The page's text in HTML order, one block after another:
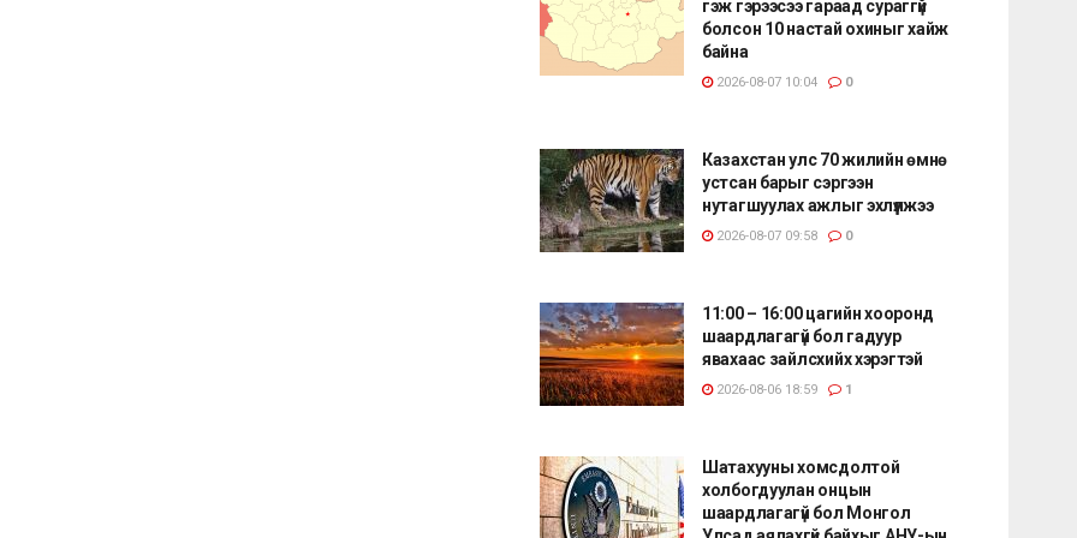
гэж гэрээсээ гараад сураггүй
болсон 10 настай охиныг хайж
байна
2026-08-07 10:04 0
Казахстан улс 70 жилийн өмнө
устсан барыг сэргээн
нутагшуулах ажлыг эхлүүлжээ
2026-08-07 09:58 0
11:00 – 16:00 цагийн хооронд
шаардлагагүй бол гадуур
явахаас зайлсхийх хэрэгтэй
2026-08-06 18:59 1
Шатахууны хомсдолтой
холбогдуулан онцын
шаардлагагүй бол Монгол